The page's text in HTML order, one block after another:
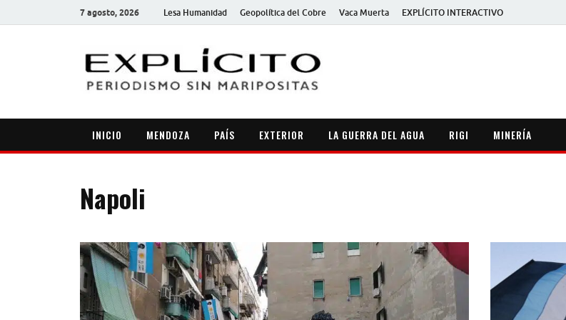
7 agosto, 2026 Lesa Humanidad Geopolítica del Cobre Vaca Muerta EXPLÍCITO INTERACTIVO
INICIO MENDOZA PAÍS EXTERIOR LA GUERRA DEL AGUA RIGI MINERÍA
Napoli